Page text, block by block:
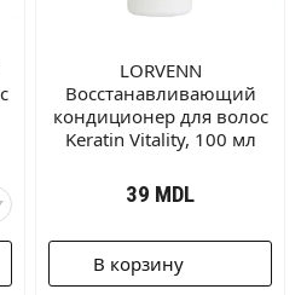
LORVENN
Восстанавливающий
кондиционер для волос
Keratin Vitality, 100 мл
39 MDL
В корзину